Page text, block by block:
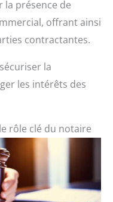
la présence de
offrant ainsi
contractantes.
la
les intérêts des
rôle clé du notaire